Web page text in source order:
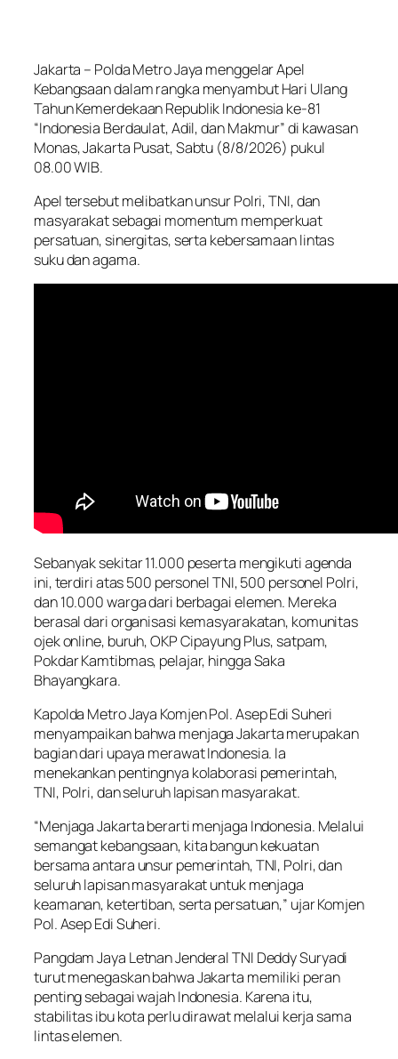
Jakarta – Polda Metro Jaya menggelar Apel
Kebangsaan dalam rangka menyambut Hari Ulang
Tahun Kemerdekaan Republik Indonesia ke-81
“Indonesia Berdaulat, Adil, dan Makmur” di kawasan
Monas, Jakarta Pusat, Sabtu (8/8/2026) pukul
08.00 WIB.
Apel tersebut melibatkan unsur Polri, TNI, dan
masyarakat sebagai momentum memperkuat
persatuan, sinergitas, serta kebersamaan lintas
suku dan agama.
Sebanyak sekitar 11.000 peserta mengikuti agenda
ini, terdiri atas 500 personel TNI, 500 personel Polri,
dan 10.000 warga dari berbagai elemen. Mereka
berasal dari organisasi kemasyarakatan, komunitas
ojek online, buruh, OKP Cipayung Plus, satpam,
Pokdar Kamtibmas, pelajar, hingga Saka
Bhayangkara.
Kapolda Metro Jaya Komjen Pol. Asep Edi Suheri
menyampaikan bahwa menjaga Jakarta merupakan
bagian dari upaya merawat Indonesia. Ia
menekankan pentingnya kolaborasi pemerintah,
TNI, Polri, dan seluruh lapisan masyarakat.
“Menjaga Jakarta berarti menjaga Indonesia. Melalui
semangat kebangsaan, kita bangun kekuatan
bersama antara unsur pemerintah, TNI, Polri, dan
seluruh lapisan masyarakat untuk menjaga
keamanan, ketertiban, serta persatuan,” ujar Komjen
Pol. Asep Edi Suheri.
Pangdam Jaya Letnan Jenderal TNI Deddy Suryadi
turut menegaskan bahwa Jakarta memiliki peran
penting sebagai wajah Indonesia. Karena itu,
stabilitas ibu kota perlu dirawat melalui kerja sama
lintas elemen.